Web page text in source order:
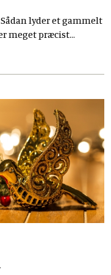
lyder et gammelt
meget præcist